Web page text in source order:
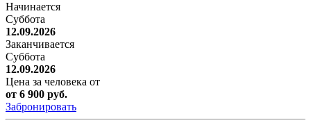
Начинается
Суббота
12.09.2026
Заканчивается
Суббота
12.09.2026
Цена за человека от
от 6 900 руб.
Забронировать